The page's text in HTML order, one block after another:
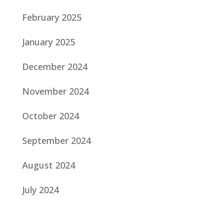
February 2025
January 2025
December 2024
November 2024
October 2024
September 2024
August 2024
July 2024